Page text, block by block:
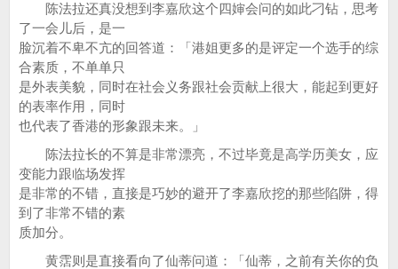
陈法拉还真没想到李嘉欣这个四婶会问的如此刁钻，思考
了一会儿后，是一
脸沉着不卑不亢的回答道：「港姐更多的是评定一个选手的综
合素质，不单单只
是外表美貌，同时在社会义务跟社会贡献上很大，能起到更好
的表率作用，同时
也代表了香港的形象跟未来。」
陈法拉长的不算是非常漂亮，不过毕竟是高学历美女，应
变能力跟临场发挥
是非常的不错，直接是巧妙的避开了李嘉欣挖的那些陷阱，得
到了非常不错的素
质加分。
黄霑则是直接看向了仙蒂问道：「仙蒂，之前有关你的负